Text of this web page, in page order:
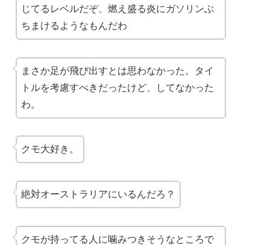
じてるレベルだぞ、燃え盛る炎にガソリンぶ
ちまけるようなもんだわ
まさか足が飛び出すとは思わなかった。タイ
トルを考慮すべきだったけど、してなかった
わ。
クモ大好き。
絶対オーストラリアにいるんだろ？
クモが持ってる人に噛みつきそうなところで